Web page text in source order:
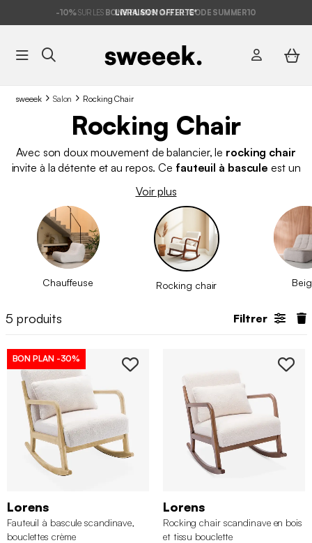
-10%SUR LES BONS PLANS*AVEC LECODE SUMMER10
LIVRAISON OFFERTE*
sweeek Salon Rocking Chair
Rocking Chair
Avec son doux mouvement de balancier, le rocking chair
invite à la détente et au repos. Ce fauteuil à bascule est un
véranda ou une chambre d’enfant. Vous avez, vous aussi,
envie de tester son
assise confortable et relaxante
? On
vous prévient, vous allez vite devenir accro ! À la recherche
d'un autre modèle ?C'est par ici
Voir plus
Chauffeuse Rocking chair
5 produits Filtrer
BON PLAN -30%
Lorens
Fauteuil à bascule scandinave,
bouclettes crème
Lorens
Rocking chair scandinave en bois
et tissu bouclette